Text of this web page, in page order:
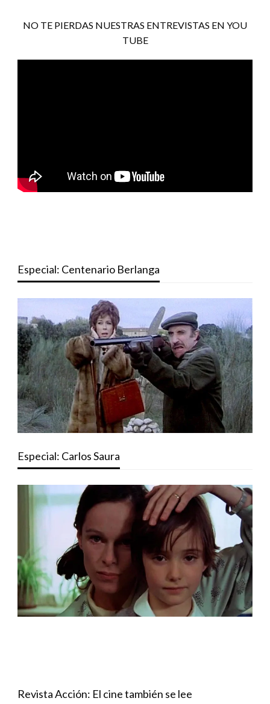
NO TE PIERDAS NUESTRAS ENTREVISTAS EN YOU
TUBE
Especial: Centenario Berlanga
Especial: Carlos Saura
Revista Acción: El cine también se lee